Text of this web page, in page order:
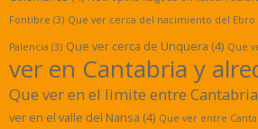
Fontibre (3) Que ver cerca del nacimiento del Ebro
Palencia (3) Que ver cerca de Unquera (4) Que
ver en Cantabria y
Que ver en el limite entre
ver en el valle del Nansa (4) Que ver entre